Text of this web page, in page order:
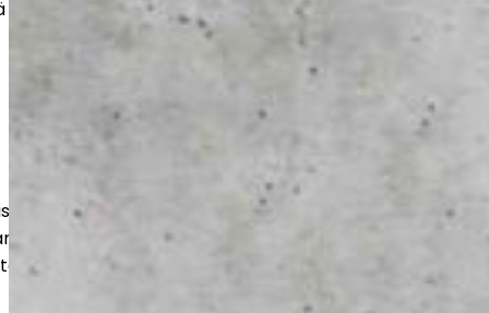
kuormitusta vastaaviksi.
varastoihin ja suuriin tiloihin.
kohteen mukaan, jotta lopputulos
aikaa.